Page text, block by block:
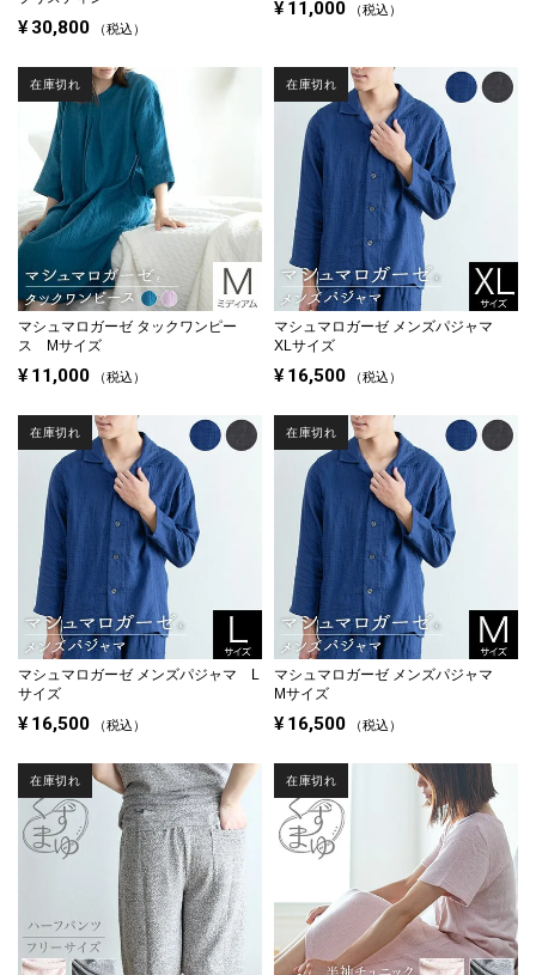
¥ 30,800 税込
¥ 11,000 税込
マシュマロガーゼ タックワンピー
ス Mサイズ
¥ 11,000 税込
在庫切れ
マシュマロガーゼ メンズパジャマ
XLサイズ
¥ 16,500 税込
在庫切れ
マシュマロガーゼ メンズパジャマ L
サイズ
¥ 16,500 税込
在庫切れ
マシュマロガーゼ メンズパジャマ
Mサイズ
¥ 16,500 税込
在庫切れ
在庫切れ 在庫切れ